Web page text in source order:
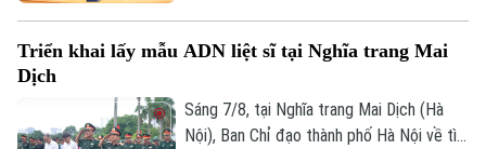
Tư vấn sức khỏe
Quần vợt
Golf
Sao
Điện ảnh
Triển khai lấy mẫu ADN liệt sĩ tại Nghĩa trang Mai
Dịch
Sáng 7/8, tại Nghĩa trang Mai Dịch (Hà
Nội), Ban Chỉ đạo thành phố Hà Nội về tìm